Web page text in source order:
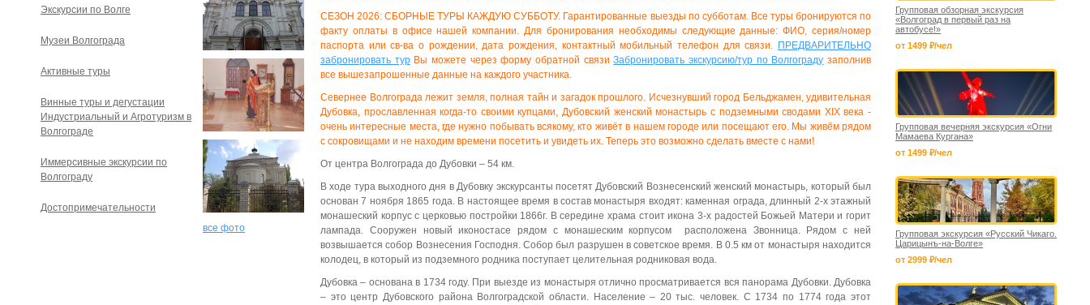
все фото
СЕЗОН 2026: СБОРНЫЕ ТУРЫ КАЖДУЮ СУББОТУ. Гарантированные выезды по субботам. Все туры бронируются по
факту оплаты в офисе нашей компании. Для бронирования необходимы следующие данные: ФИО, серия/номер
паспорта или св-ва о рождении, дата рождения, контактный мобильный телефон для связи. ПРЕДВАРИТЕЛЬНО
забронировать тур Вы можете через форму обратной связи Забронировать экскурсию/тур по Волгограду заполнив
все вышезапрошенные данные на каждого участника.
Севернее Волгограда лежит земля, полная тайн и загадок прошлого. Исчезнувший город Бельджамен, удивительная
Дубовка, прославленная когда-то своими купцами, Дубовский женский монастырь с подземными сводами XIX века -
очень интересные места, где нужно побывать всякому, кто живёт в нашем городе или посещают его. Мы живём рядом
с сокровищами и не находим времени посетить и увидеть их. Теперь это возможно сделать вместе с нами!
От центра Волгограда до Дубовки – 54 км.
В ходе тура выходного дня в Дубовку экскурсанты посетят Дубовский Вознесенский женский монастырь, который был
основан 7 ноября 1865 года. В настоящее время в состав монастыря входят: каменная ограда, длинный 2-х этажный
монашеский корпус с церковью постройки 1866г. В середине храма стоит икона 3-х радостей Божьей Матери и горит
лампада. Сооружен новый иконостасе рядом с монашеским корпусом расположена Звонница. Рядом с ней
возвышается собор Вознесения Господня. Собор был разрушен в советское время. В 0.5 км от монастыря находится
колодец, в который из подземного родника поступает целительная родниковая вода.
Дубовка – основана в 1734 году. При выезде из монастыря отлично просматривается вся панорама Дубовки. Дубовка
– это центр Дубовского района Волгоградской области. Население – 20 тыс. человек. С 1734 по 1774 года этот
Экскурсии по Волге
Музеи Волгограда
Активные туры
Винные туры и дегустации
Индустриальный и Агротуризм в
Волгограде
Иммерсивные экскурсии по
Волгограду
Достопримечательности
Групповая обзорная экскурсия
«Волгоград в первый раз на
автобусе!»
от 1499 ₽/чел
Групповая вечерняя экскурсия «Огни
Мамаева Кургана»
от 1499 ₽/чел
Групповая экскурсия «Русский Чикаго.
Царицынъ-на-Волге»
от 2999 ₽/чел